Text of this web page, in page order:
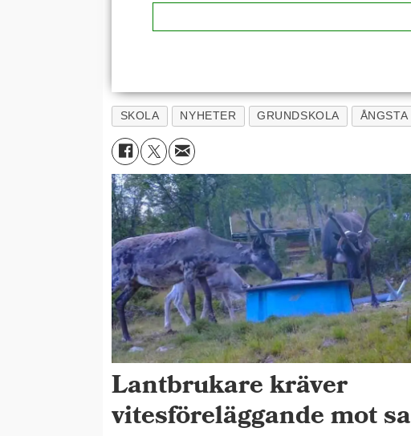
SKOLA NYHETER GRUNDSKOLA ÅNGSTA
Lantbrukare kräver
vitesföreläggande mot